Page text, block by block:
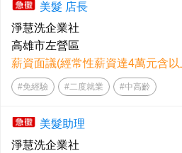
美髮 店長
淨慧洗企業社
高雄市左營區
薪資面議(經常性薪資達4萬元含以
#免經驗 #二度就業 #中高齡
美髮助理
淨慧洗企業社